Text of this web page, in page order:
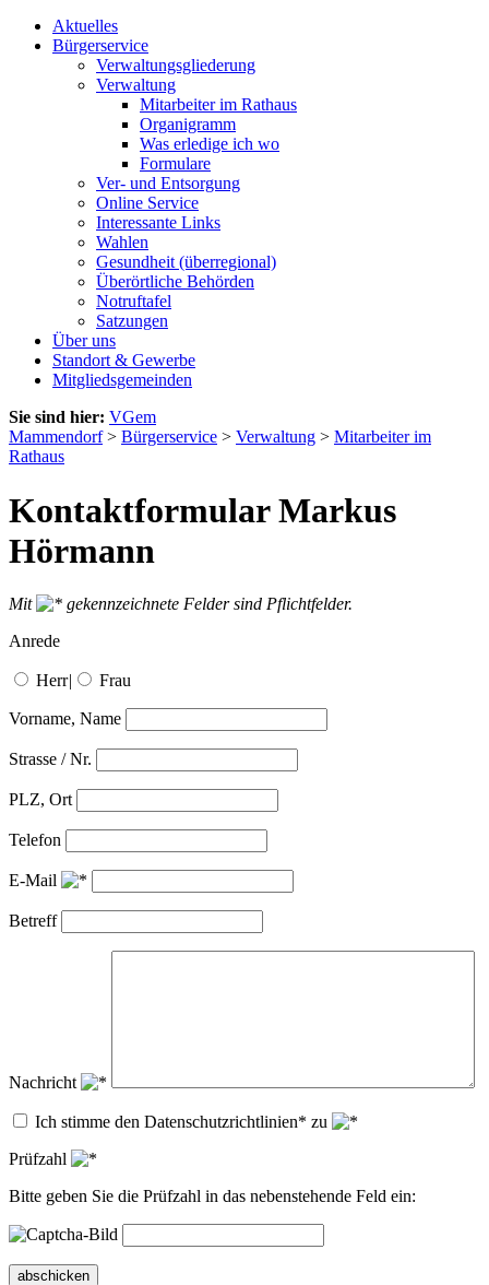
Aktuelles
Bürgerservice
Verwaltungsgliederung
Verwaltung
Mitarbeiter im Rathaus
Organigramm
Was erledige ich wo
Formulare
Ver- und Entsorgung
Online Service
Interessante Links
Wahlen
Gesundheit (überregional)
Überörtliche Behörden
Notruftafel
Satzungen
Über uns
Standort & Gewerbe
Mitgliedsgemeinden
Sie sind hier: VGem
Mammendorf> Bürgerservice > Verwaltung > Mitarbeiter im
Rathaus
Kontaktformular Markus
Hörmann
Mit
gekennzeichnete Felder sind Pflichtfelder.
Anrede
Herr| Frau
Vorname, Name
Strasse / Nr.
PLZ, Ort
Telefon
E-Mail
Betreff
Nachricht
Ich stimme den Datenschutzrichtlinien* zu
Prüfzahl
Bitte geben Sie die Prüfzahl in das nebenstehende Feld ein:
abschicken